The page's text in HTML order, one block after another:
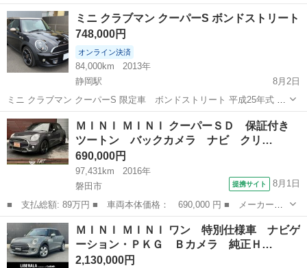
付 ナビ ETC TV バックカメラ 細い傷等はあります。 凹み、大きな傷
は有りません。 値段交渉いたします。 よろしくお願いします。
静岡 浜松市 ミニ クーパー
ミニ クラブマン クーパーS ボンドストリート
748,000円
オンライン決済
84,000km
2013年
静岡駅
8月2日
ミニ クラブマン クーパーS 限定車 ボンドストリート 平成25年式 車
検 令和9年12月 本革シート 本革ダッシュボード シートヒーター 燃
料ポンプ 燃料フィルター ジャンクションボックス エアフィルター ス
パークプラグ...
静岡 静岡市
ＭＩＮＩ ＭＩＮＩ クーパーＳＤ 保証付き
ツートン バックカメラ ナビ クリ…
690,000円
97,431km
2016年
磐田市
提携サイト 8月1日
■ 支払総額: 89万円 ■ 車両本体価格： 690,000 円 ■ メーカー
名： ＭＩＮＩ ■ 車種名： ＭＩＮＩ ■ グレード名： クーパー
ＳＤ 保証付き ツートン バックカメラ ナビ クリアランスソナ
ー アルミホイー...
静岡 磐田市
ＭＩＮＩ ＭＩＮＩ ワン 特別仕様車 ナビゲ
ーション・ＰＫＧ Ｂカメラ 純正Ｈ…
2,130,000円